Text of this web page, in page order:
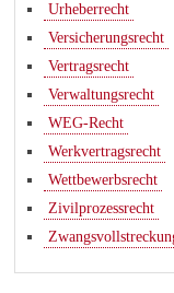
Urheberrecht
Versicherungsrecht
Vertragsrecht
Verwaltungsrecht
WEG-Recht
Werkvertragsrecht
Wettbewerbsrecht
Zivilprozessrecht